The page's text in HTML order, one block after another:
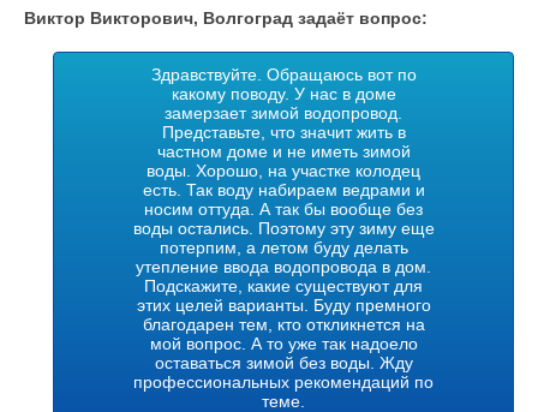
Виктор Викторович, Волгоград задаёт вопрос:
Здравствуйте. Обращаюсь вот по
какому поводу. У нас в доме
замерзает зимой водопровод.
Представьте, что значит жить в
частном доме и не иметь зимой
воды. Хорошо, на участке колодец
есть. Так воду набираем ведрами и
носим оттуда. А так бы вообще без
воды остались. Поэтому эту зиму еще
потерпим, а летом буду делать
утепление ввода водопровода в дом.
Подскажите, какие существуют для
этих целей варианты. Буду премного
благодарен тем, кто откликнется на
мой вопрос. А то уже так надоело
оставаться зимой без воды. Жду
профессиональных рекомендаций по
теме.